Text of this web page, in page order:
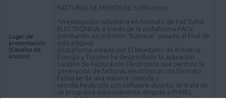
Lugar de
presentación
(Canales de
acceso)
FACTURAS DE MENOS DE 5.000 euros:
*Presentación voluntaria en formato de FACTURA
ELECTRÓNICA, a través de la plataforma FACe
(pinchando en el botón "tramitar" situado al final de
esta página)
(plataforma creada por El Ministerio de Industria,
Energía y Turismo ha desarrollado la aplicación
Gestión de Facturación Electrónica que permite la
generación de facturas electrónicas con formato
Facturae de una manera cómoda y
sencilla.Realizado con software abierto, se trata de
un programa especialmente dirigido a PYMEs,
microPYMEs y trabajadores autónomos. Se puede